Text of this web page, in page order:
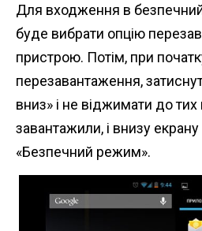
Для входження в
буде вибрати опцію
пристрою. Потім, при
перезавантаження,
вниз» і не віджимати до
завантажили, і внизу
«Безпечний режим».